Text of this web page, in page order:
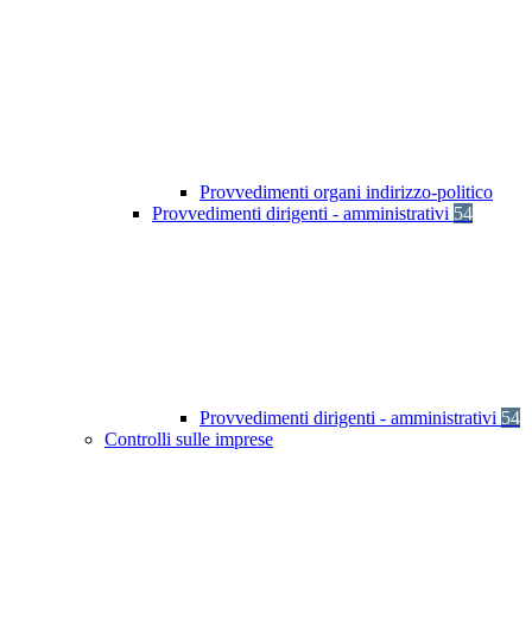
Provvedimenti organi indirizzo-politico
Provvedimenti dirigenti - amministrativi 54
Provvedimenti dirigenti - amministrativi 54
Controlli sulle imprese